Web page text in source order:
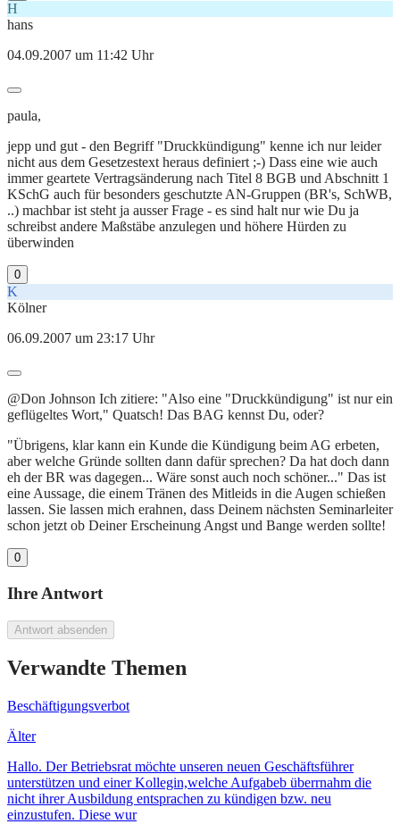
H
hans
04.09.2007 um 11:42 Uhr
paula,
jepp und gut - den Begriff "Druckkündigung" kenne ich nur leider
nicht aus dem Gesetzestext heraus definiert ;-) Dass eine wie auch
immer geartete Vertragsänderung nach Titel 8 BGB und Abschnitt 1
KSchG auch für besonders geschutzte AN-Gruppen (BR's, SchWB,
..) machbar ist steht ja ausser Frage - es sind halt nur wie Du ja
schreibst andere Maßstäbe anzulegen und höhere Hürden zu
überwinden
0
K
Kölner
06.09.2007 um 23:17 Uhr
@Don Johnson Ich zitiere: "Also eine "Druckkündigung" ist nur ein
geflügeltes Wort," Quatsch! Das BAG kennst Du, oder?
"Übrigens, klar kann ein Kunde die Kündigung beim AG erbeten,
aber welche Gründe sollten dann dafür sprechen? Da hat doch dann
eh der BR was dagegen... Wäre sonst auch noch schöner..." Das ist
eine Aussage, die einem Tränen des Mitleids in die Augen schießen
lassen. Sie lassen mich erahnen, dass Deinem nächsten Seminarleiter
schon jetzt ob Deiner Erscheinung Angst und Bange werden sollte!
0
Ihre Antwort
Antwort absenden
Verwandte Themen
Beschäftigungsverbot
Älter
Hallo. Der Betriebsrat möchte unseren neuen Geschäftsführer
unterstützen und einer Kollegin,welche Aufgabeb überrnahm die
nicht ihrer Ausbildung entsprachen zu kündigen bzw. neu
einzustufen. Diese wur